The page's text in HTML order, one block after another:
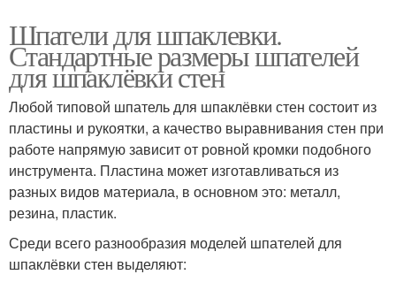
Шпатели для шпаклевки.
Стандартные размеры шпателей
для шпаклёвки стен
Любой типовой шпатель для шпаклёвки стен состоит из
пластины и рукоятки, а качество выравнивания стен при
работе напрямую зависит от ровной кромки подобного
инструмента. Пластина может изготавливаться из
разных видов материала, в основном это: металл,
резина, пластик.
Среди всего разнообразия моделей шпателей для
шпаклёвки стен выделяют: